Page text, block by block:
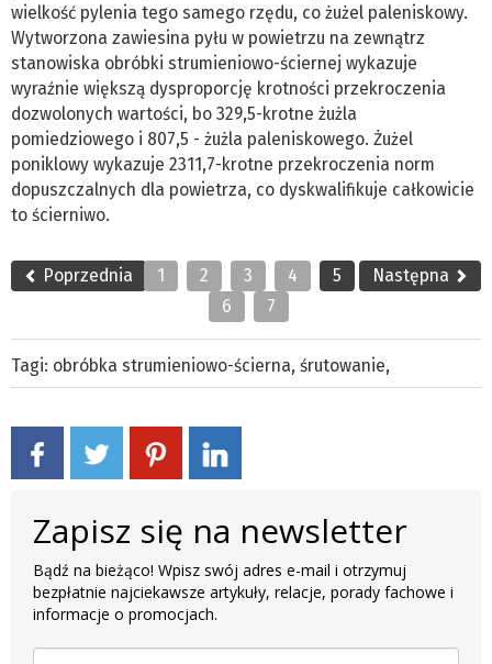
wielkość pylenia tego samego rzędu, co żużel paleniskowy.
Wytworzona zawiesina pyłu w powietrzu na zewnątrz
stanowiska obróbki strumieniowo-ściernej wykazuje
wyraźnie większą dysproporcję krotności przekroczenia
dozwolonych wartości, bo 329,5-krotne żużla
pomiedziowego i 807,5 - żużla paleniskowego. Żużel
poniklowy wykazuje 2311,7-krotne przekroczenia norm
dopuszczalnych dla powietrza, co dyskwalifikuje całkowicie
to ścierniwo.
Poprzednia 1 2 3 4
5
6
7
Następna
Tagi: obróbka strumieniowo-ścierna, śrutowanie,
Zapisz się na newsletter
Bądź na bieżąco! Wpisz swój adres e-mail i otrzymuj
bezpłatnie najciekawsze artykuły, relacje, porady fachowe i
informacje o promocjach.